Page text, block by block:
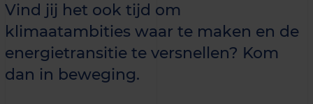
Vind jij het ook tijd om
klimaatambities waar te maken en de
energietransitie te versnellen? Kom
dan in beweging.